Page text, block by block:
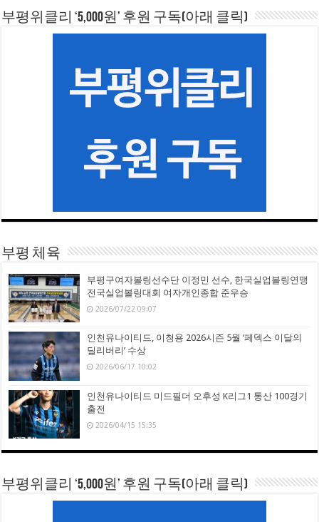
부평위클리 ‘5,000원’ 후원 구독(아래 클릭)
부평 체육
부평구여자볼링선수단 이정민 선수, 한국실업볼링연맹
전국실업볼링대회 여자개인종합 준우승
2026/07/22 09:07
인천유나이티드, 이청용 2026시즌 5월 ‘페덱스 이달의
딜리버리’ 수상
2026/06/17 10:02
인천유나이티드 미드필더 오후성 K리그1 통산 100경기
출전
2026/04/15 15:35
부평위클리 ‘5,000원’ 후원 구독(아래 클릭)